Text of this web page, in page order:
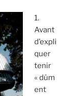
1.
Avant
d’expli
quer
tenir
« dûm
ent